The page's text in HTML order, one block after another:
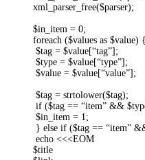
xml_parser_free($parser);
$in_item = 0;
foreach ($values as $value) {
$tag = $value[“tag”];
$type = $value[“type”];
$value = $value[“value”];
$tag = strtolower($tag);
if ($tag == “item” &&
$in_item = 1;
} else if ($tag == “item”
echo <<<EOM
$title